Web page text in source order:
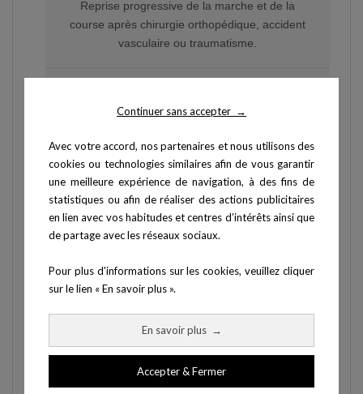
Continuer sans accepter →
Avec votre accord, nos partenaires et nous utilisons des
cookies ou technologies similaires afin de vous garantir
une meilleure expérience de navigation, à des fins de
statistiques ou afin de réaliser des actions publicitaires
en lien avec vos habitudes et centres d’intérêts ainsi que
de partage avec les réseaux sociaux.
Pour plus d'informations sur les cookies, veuillez cliquer
sur le lien « En savoir plus ».
En savoir plus →
Accepter & Fermer
Reprise progressive de la marche et de la
course après chirurgie orthopédique, accident
vasculaire ou traumatisme.
Évaluation et suivi de la condition physique,
standardisés.
Système d'analyse de la marche
OptoGait
Le Spacio 290 peut être équipé du système
OptoGaitdirectement intégré au tapis. Cette